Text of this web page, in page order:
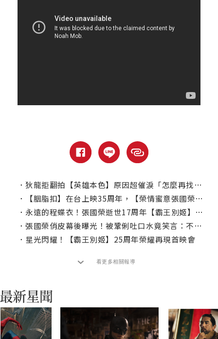
． 狄龍拒翻拍【英雄本色】原因超催淚「怎麼再找一個張國榮」
．
【胭脂扣】在台上映35周年，【榮情蜜意張國榮影展】3部影史經典重返大銀幕
． 永遠的程蝶衣！張國榮逝世17周年【霸王別姬】經典限定上映！
． 張國榮俏皮幕後曝光！被鞏俐吐口水竟笑言：不洗臉了！
． 星光閃耀！【霸王別姬】25周年榮耀再現首映會
看更多相關報導